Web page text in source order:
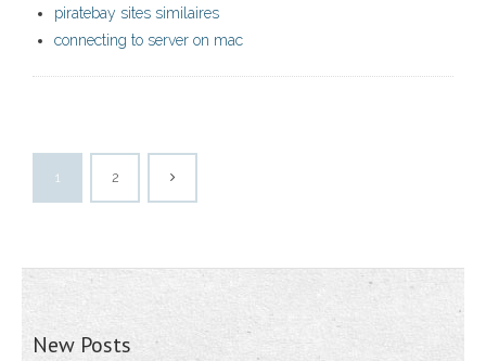
piratebay sites similaires
connecting to server on mac
1 2
New Posts